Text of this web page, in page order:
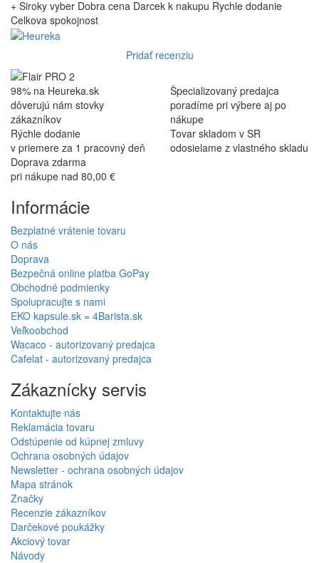
+ Siroky vyber Dobra cena Darcek k nakupu Rychle dodanie
Celkova spokojnost
Pridať recenziu
98% na Heureka.sk
dôverujú nám stovky
zákazníkov
Špecializovaný predajca
poradíme pri výbere aj po
nákupe
Rýchle dodanie
v priemere za 1 pracovný deň
Tovar skladom v SR
odosielame z vlastného skladu
Doprava zdarma
pri nákupe nad 80,00 €
Informácie
Bezplatné vrátenie tovaru
O nás
Doprava
Bezpečná online platba GoPay
Obchodné podmienky
Spolupracujte s nami
EKO kapsule.sk = 4Barista.sk
Veľkoobchod
Wacaco - autorizovaný predajca
Cafelat - autorizovaný predajca
Zákaznícky servis
Kontaktujte nás
Reklamácia tovaru
Odstúpenie od kúpnej zmluvy
Ochrana osobných údajov
Newsletter - ochrana osobných údajov
Mapa stránok
Značky
Recenzie zákazníkov
Darčekové poukážky
Akciový tovar
Návody